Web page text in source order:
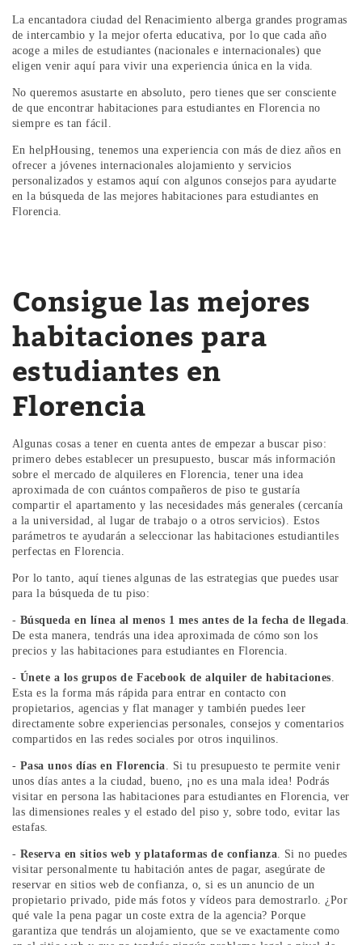
La encantadora ciudad del Renacimiento alberga grandes programas
de intercambio y la mejor oferta educativa, por lo que cada año
acoge a miles de estudiantes (nacionales e internacionales) que
eligen venir aquí para vivir una experiencia única en la vida.
No queremos asustarte en absoluto, pero tienes que ser consciente
de que encontrar habitaciones para estudiantes en Florencia no
siempre es tan fácil.
En helpHousing, tenemos una experiencia con más de diez años en
ofrecer a jóvenes internacionales alojamiento y servicios
personalizados y estamos aquí con algunos consejos para ayudarte
en la búsqueda de las mejores habitaciones para estudiantes en
Florencia.
Consigue las mejores
habitaciones para
estudiantes en
Florencia
Algunas cosas a tener en cuenta antes de empezar a buscar piso:
primero debes establecer un presupuesto, buscar más información
sobre el mercado de alquileres en Florencia, tener una idea
aproximada de con cuántos compañeros de piso te gustaría
compartir el apartamento y las necesidades más generales (cercanía
a la universidad, al lugar de trabajo o a otros servicios). Estos
parámetros te ayudarán a seleccionar las habitaciones estudiantiles
perfectas en Florencia.
Por lo tanto, aquí tienes algunas de las estrategias que puedes usar
para la búsqueda de tu piso:
- Búsqueda en línea al menos 1 mes antes de la fecha de llegada
De esta manera, tendrás una idea aproximada de cómo son los
precios y las habitaciones para estudiantes en Florencia.
- Únete a los grupos de Facebook de alquiler de habitaciones
Esta es la forma más rápida para entrar en contacto con
propietarios, agencias y flat manager y también puedes leer
directamente sobre experiencias personales, consejos y comentarios
compartidos en las redes sociales por otros inquilinos.
- Pasa unos días en Florencia . Si tu presupuesto te permite venir
unos días antes a la ciudad, bueno, ¡no es una mala idea! Podrás
visitar en persona las habitaciones para estudiantes en Florencia, ver
las dimensiones reales y el estado del piso y, sobre todo, evitar las
estafas.
- Reserva en sitios web y plataformas de confianza . Si no puedes
visitar personalmente tu habitación antes de pagar, asegúrate de
reservar en sitios web de confianza, o, si es un anuncio de un
propietario privado, pide más fotos y vídeos para demostrarlo. ¿Por
qué vale la pena pagar un coste extra de la agencia? Porque
garantiza que tendrás un alojamiento, que se ve exactamente como